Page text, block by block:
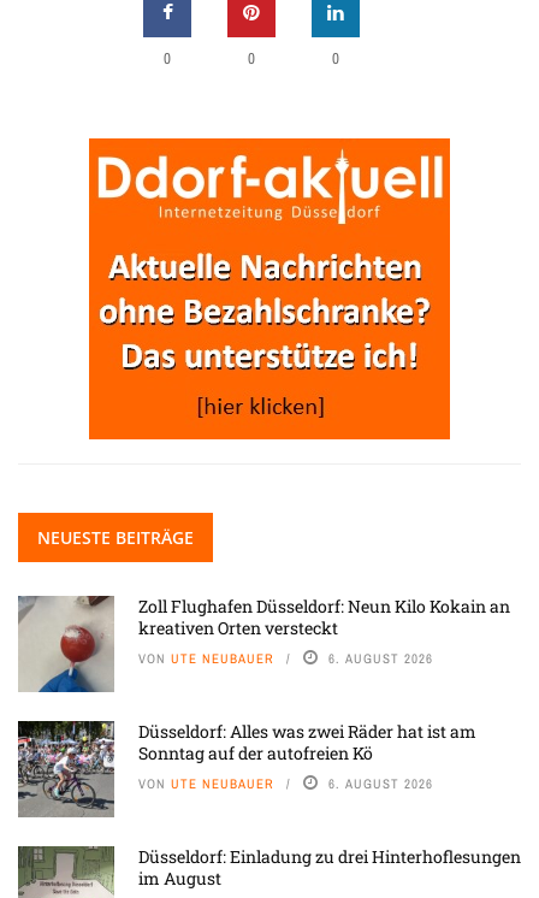
0 0 0
NEUESTE BEITRÄGE
Zoll Flughafen Düsseldorf: Neun Kilo Kokain an
kreativen Orten versteckt
VON UTE NEUBAUER 6. AUGUST 2026
Düsseldorf: Alles was zwei Räder hat ist am
Sonntag auf der autofreien Kö
VON UTE NEUBAUER 6. AUGUST 2026
Düsseldorf: Einladung zu drei Hinterhoflesungen
im August